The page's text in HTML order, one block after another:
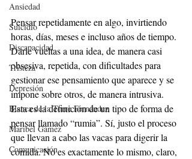
Ansiedad
Suicidio
Discapacidad
Tristeza
Depresión
Blanca de la Torre Fernández
Maribel Gámez
Comunicación
Pensar repetidamente en algo, invirtiendo
horas, días, meses e incluso años de tiempo.
Darle vueltas a una idea, de manera casi
obsesiva, repetida, con dificultades para
gestionar ese pensamiento que aparece y se
impone sobre otros, de manera intrusiva.
Esta es la definición de un tipo de forma de
pensar llamado “rumia”. Sí, justo el proceso
que llevan a cabo las vacas para digerir la
comida. No es exactamente lo mismo, claro,